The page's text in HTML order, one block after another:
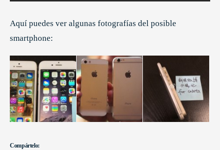
Aquí puedes ver algunas fotografías del posible
smartphone:
Compártelo: